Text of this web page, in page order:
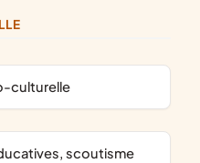
culturelle
scoutisme